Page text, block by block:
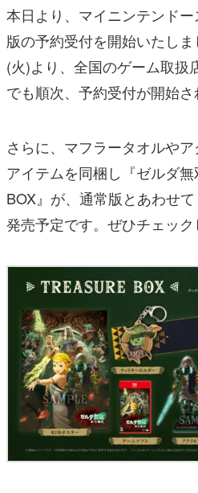
本日より、マイニンテンド
版の予約受付を開始いたし
(火)より、全国のゲーム取扱
でも順次、予約受付が開始さ
さらに、マフラータオルや
アイテムを同梱し『ゼルダ
BOX』が、通常版とあわせ
発売予定です。ぜひチェック